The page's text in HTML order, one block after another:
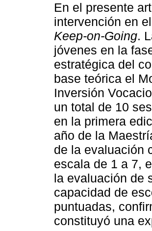
En el presente
intervención en
Keep-on-Going.
jóvenes en la
estratégica del
base teórica el
Inversión
un total de 10
en la primera
año de la
de la evaluación
escala de 1 a 7,
la evaluación de
capacidad de
puntuadas,
constituyó una